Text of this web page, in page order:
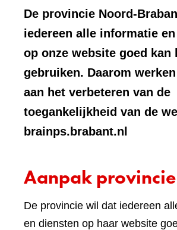
De provincie Noord-
iedereen alle informatie
op onze website goed kan
gebruiken. Daarom
aan het verbeteren van de
toegankelijkheid van de
brainps.brabant.nl
Aanpak provincie
De provincie wil dat iedereen
en diensten op haar website